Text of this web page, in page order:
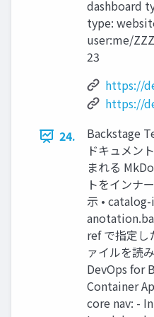
dashboard
type:
user:me/
23
https://
https://
24.
Backstage
ドキュメン
まれる
トをインナ
示 •
ref で指定
ァイルを読
DevOps for
Container
core nav: -